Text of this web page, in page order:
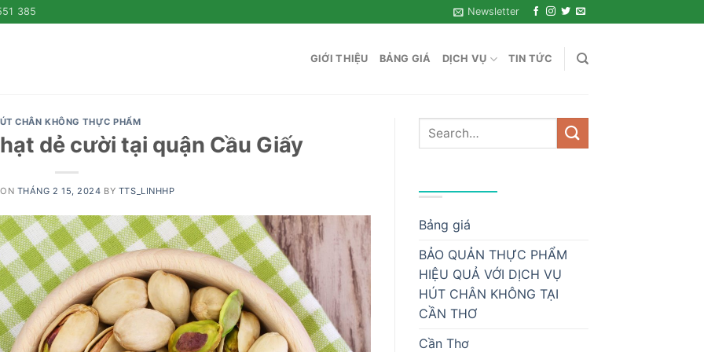
385 Newsletter
GIỚI THIỆU BẢNG GIÁ DỊCH VỤ TIN TỨC
CHÂN KHÔNG THỰC PHẨM
dẻ cười tại quận Cầu Giấy
THÁNG 2 15, 2024 BY TTS_LINHHP
Bảng giá
BẢO QUẢN THỰC PHẨM
HIỆU QUẢ VỚI DỊCH VỤ
HÚT CHÂN KHÔNG TẠI
CẦN THƠ
Cần Thơ